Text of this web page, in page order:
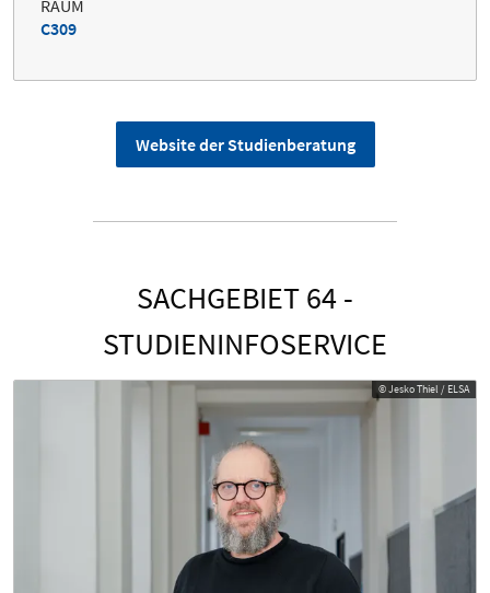
RAUM
C309
Website der Studienberatung
SACHGEBIET 64 -
STUDIENINFOSERVICE
© Jesko Thiel / ELSA